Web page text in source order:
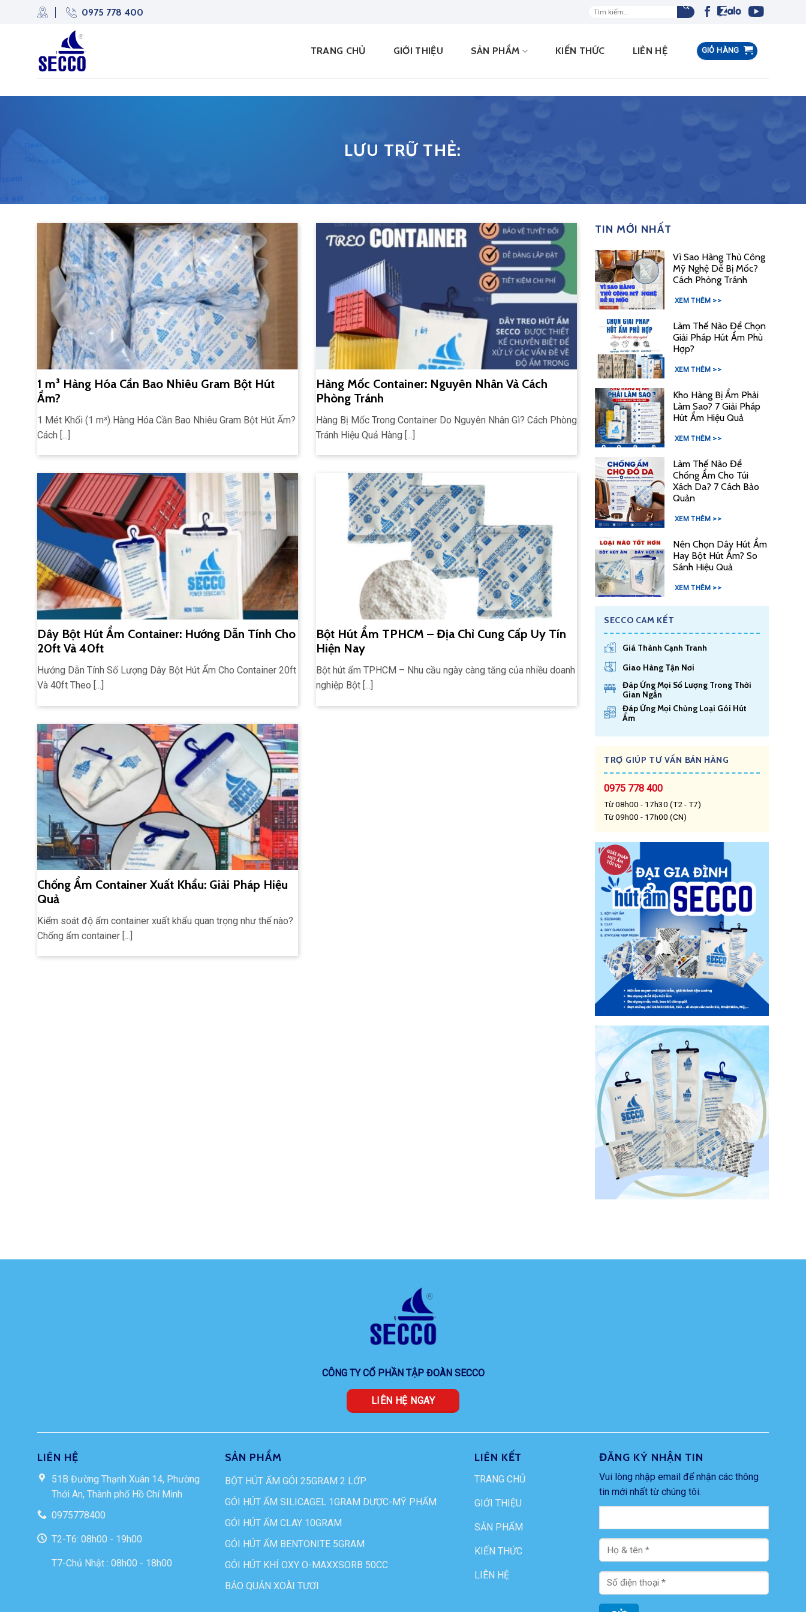
0975 778 400
Tìm
TRANG CHỦ GIỚI THIỆU SẢN PHẨM KIẾN THỨC LIÊN HỆ GIỎ HÀNG
LƯU TRỮ THẺ:
1 m³ Hàng Hóa Cần Bao Nhiêu Gram Bột Hút
Ẩm?
1 Mét Khối (1 m³) Hàng Hóa Cần Bao Nhiêu Gram Bột Hút Ẩm?
Cách [...]
Hàng Mốc Container: Nguyên Nhân Và Cách
Phòng Tránh
Hàng Bị Mốc Trong Container Do Nguyên Nhân Gì? Cách Phòng
Tránh Hiệu Quả Hàng [...]
Dây Bột Hút Ẩm Container: Hướng Dẫn Tính Cho
20ft Và 40ft
Hướng Dẫn Tính Số Lượng Dây Bột Hút Ẩm Cho Container 20ft
Và 40ft Theo [...]
Bột Hút Ẩm TPHCM – Địa Chỉ Cung Cấp Uy Tín
Hiện Nay
Bột hút ẩm TPHCM – Nhu cầu ngày càng tăng của nhiều doanh
nghiệp Bột [...]
Chống Ẩm Container Xuất Khẩu: Giải Pháp Hiệu
Quả
Kiểm soát độ ẩm container xuất khẩu quan trọng như thế nào?
Chống ẩm container [...]
TIN MỚI NHẤT
Vì Sao Hàng Thủ Công
Mỹ Nghệ Dễ Bị Mốc?
Cách Phòng Tránh
XEM THÊM >>
Làm Thế Nào Để Chọn
Giải Pháp Hút Ẩm Phù
Hợp?
XEM THÊM >>
Kho Hàng Bị Ẩm Phải
Làm Sao? 7 Giải Pháp
Hút Ẩm Hiệu Quả
XEM THÊM >>
Làm Thế Nào Để
Chống Ẩm Cho Túi
Xách Da? 7 Cách Bảo
Quản
XEM THÊM >>
Nên Chọn Dây Hút Ẩm
Hay Bột Hút Ẩm? So
Sánh Hiệu Quả
XEM THÊM >>
SECCO CAM KẾT
Giá Thành Cạnh Tranh
Giao Hàng Tận Nơi
Đáp Ứng Mọi Số Lượng Trong Thời
Gian Ngắn
Đáp Ứng Mọi Chủng Loại Gói Hút
Ẩm
TRỢ GIÚP TƯ VẤN BÁN HÀNG
0975 778 400
Từ 08h00 - 17h30 (T2 - T7)
Từ 09h00 - 17h00 (CN)
CÔNG TY CỔ PHẦN TẬP ĐOÀN SECCO
LIÊN HỆ NGAY
LIÊN HỆ
51B Đường Thạnh Xuân 14, Phường
Thới An, Thành phố Hồ Chí Minh
0975778400
T2-T6: 08h00 - 19h00
T7-Chủ Nhật : 08h00 - 18h00
SẢN PHẨM
BỘT HÚT ẨM GÓI 25GRAM 2 LỚP
GÓI HÚT ẨM SILICAGEL 1GRAM DƯỢC-MỸ PHẨM
GÓI HÚT ẨM CLAY 10GRAM
GÓI HÚT ẨM BENTONITE 5GRAM
GÓI HÚT KHÍ OXY O-MAXXSORB 50CC
BẢO QUẢN XOÀI TƯƠI
LIÊN KẾT
TRANG CHỦ
GIỚI THIỆU
SẢN PHẨM
KIẾN THỨC
LIÊN HỆ
ĐĂNG KÝ NHẬN TIN
Vui lòng nhập email để nhận các thông
tin mới nhất từ chúng tôi.